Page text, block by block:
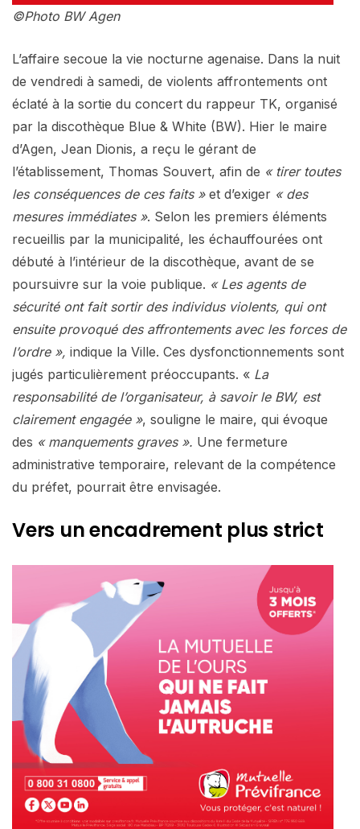
©Photo BW Agen
L’affaire secoue la vie nocturne agenaise. Dans la nuit
de vendredi à samedi, de violents affrontements ont
éclaté à la sortie du concert du rappeur TK, organisé
par la discothèque Blue & White (BW). Hier le maire
d’Agen, Jean Dionis, a reçu le gérant de
l’établissement, Thomas Souvert, afin de « tirer toutes
les conséquences de ces faits »et d’exiger « des
mesures immédiates ». Selon les premiers éléments
recueillis par la municipalité, les échauffourées ont
débuté à l’intérieur de la discothèque, avant de se
poursuivre sur la voie publique. « Les agents de
sécurité ont fait sortir des individus violents, qui ont
ensuite provoqué des affrontements avec les forces de
l’ordre », indique la Ville. Ces dysfonctionnements sont
jugés particulièrement préoccupants. « La
responsabilité de l’organisateur, à savoir le BW, est
clairement engagée », souligne le maire, qui évoque
des « manquements graves ». Une fermeture
administrative temporaire, relevant de la compétence
du préfet, pourrait être envisagée.
Vers un encadrement plus strict